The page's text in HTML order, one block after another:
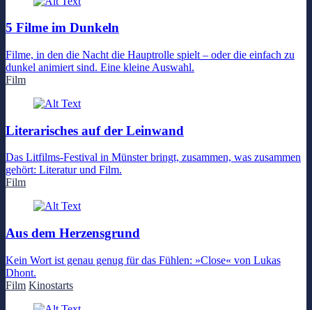
5 Filme im Dunkeln
Filme, in den die Nacht die Hauptrolle spielt – oder die einfach zu
dunkel animiert sind. Eine kleine Auswahl.
Film
Literarisches auf der Leinwand
Das Litfilms-Festival in Münster bringt, zusammen, was zusammen
gehört: Literatur und Film.
Film
Aus dem Herzensgrund
Kein Wort ist genau genug für das Fühlen: »Close« von Lukas
Dhont.
Film Kinostarts